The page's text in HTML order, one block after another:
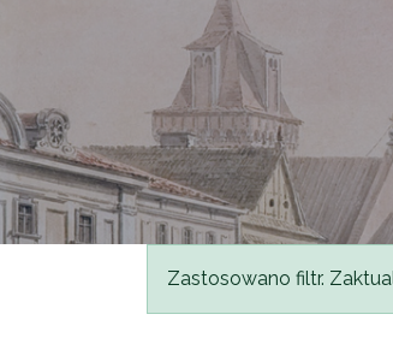
Komunikat
Zastosowano filtr.